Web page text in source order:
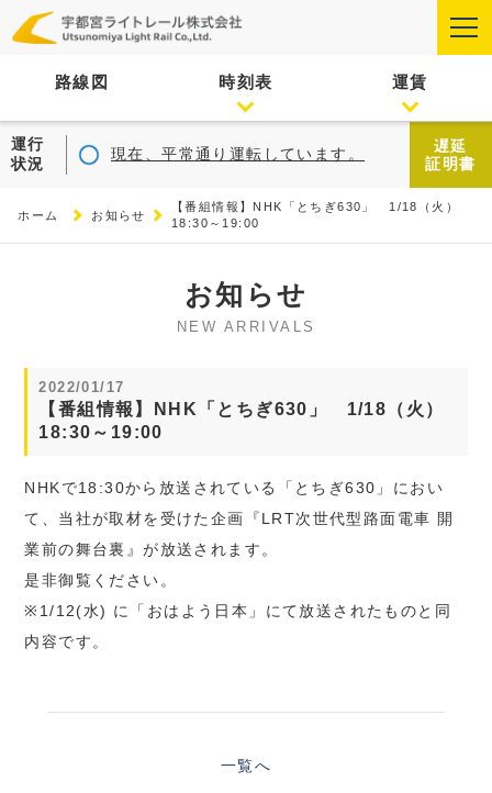
路線図 時刻表 運賃
運行
状況
現在、平常通り運転しています。
遅延
証明書
ホーム お知らせ
【番組情報】NHK「とちぎ630」 1/18（火）
18:30～19:00
お知らせ
NEW ARRIVALS
2022/01/17
【番組情報】NHK「とちぎ630」 1/18（火）
18:30～19:00
NHKで18:30から放送されている「とちぎ630」におい
て、当社が取材を受けた企画『LRT次世代型路面電車 開
業前の舞台裏』が放送されます。
是非御覧ください。
※1/12(水) に「おはよう日本」にて放送されたものと同
内容です。
一覧へ